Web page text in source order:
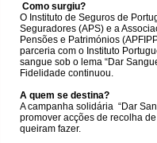
Como surgiu?
O Instituto de Seguros de
Seguradores (APS) e a
Pensões e Patrimónios
parceria com o Instituto
sangue sob o lema “Dar
Fidelidade continuou.
A quem se destina?
A campanha solidária “Dar
promover acções de recolha
queiram fazer.